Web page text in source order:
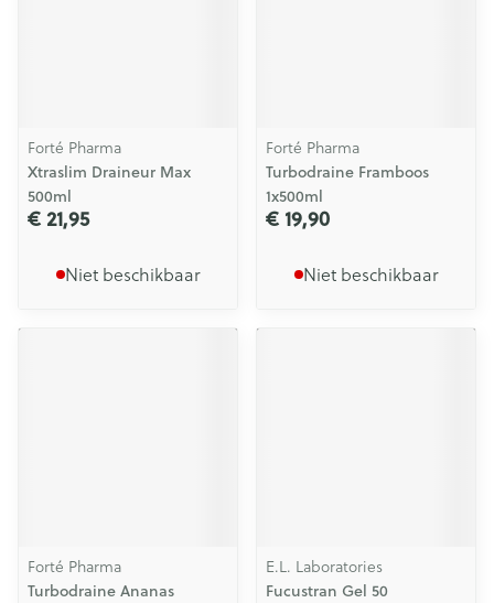
Forté Pharma
Xtraslim Draineur Max
500ml
€ 21,95
Niet beschikbaar
Forté Pharma
Turbodraine Framboos
1x500ml
€ 19,90
Niet beschikbaar
Forté Pharma
Turbodraine Ananas
E.L. Laboratories
Fucustran Gel 50